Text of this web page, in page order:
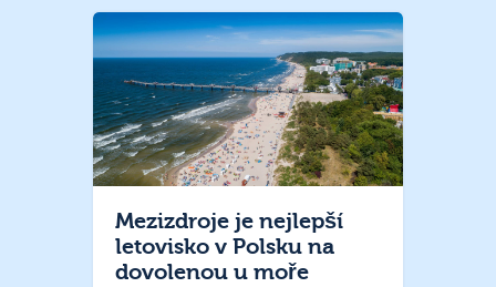
Mezizdroje je nejlepší
letovisko v Polsku na
dovolenou u moře